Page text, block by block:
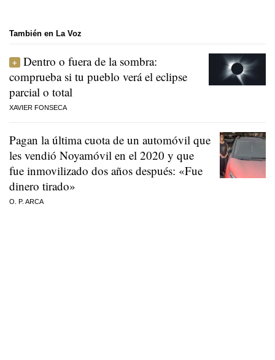
También en La Voz
Dentro o fuera de la sombra:
comprueba si tu pueblo verá el eclipse
parcial o total
XAVIER FONSECA
Pagan la última cuota de un automóvil que
les vendió Noyamóvil en el 2020 y que
fue inmovilizado dos años después: «Fue
dinero tirado»
O. P. ARCA